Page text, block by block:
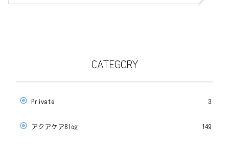
CATEGORY
Private 3
アクアケアBlog 149